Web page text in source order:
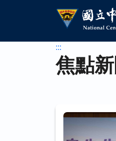
國立中央大
:::
焦點